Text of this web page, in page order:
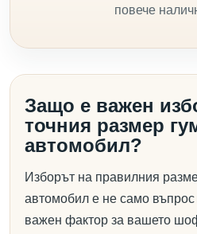
повече
Защо е важен
точния размер
автомобил?
Изборът на правилния
автомобил е не само въпрос
важен фактор за вашето